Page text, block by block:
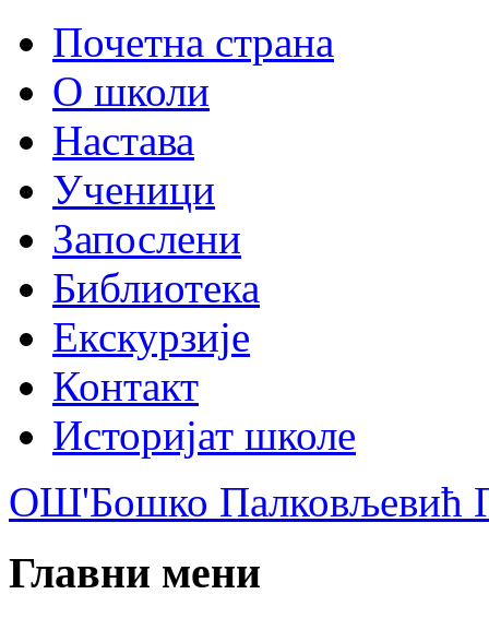
Почетна страна
О школи
Настава
Ученици
Запослени
Библиотека
Екскурзије
Контакт
Историјат школе
ОШ'Бошко Палковљевић
Главни мени